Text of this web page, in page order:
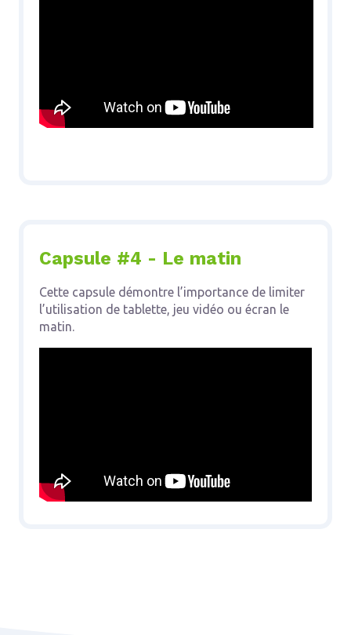
Capsule #4 - Le matin
Cette capsule démontre l’importance de limiter
l’utilisation de tablette, jeu vidéo ou écran le
matin.